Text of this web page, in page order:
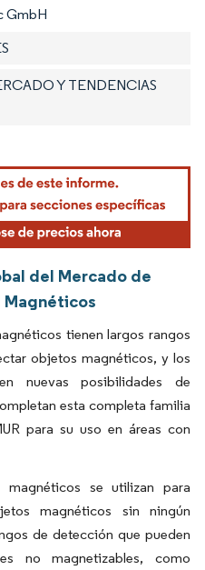
GmbH
Y TENDENCIAS
del Mercado de
Magnéticos
tienen largos rangos
objetos magnéticos, y los
nuevas posibilidades de
esta completa familia
para su uso en áreas con
se utilizan para
magnéticos sin ningún
de detección que pueden
no magnetizables, como